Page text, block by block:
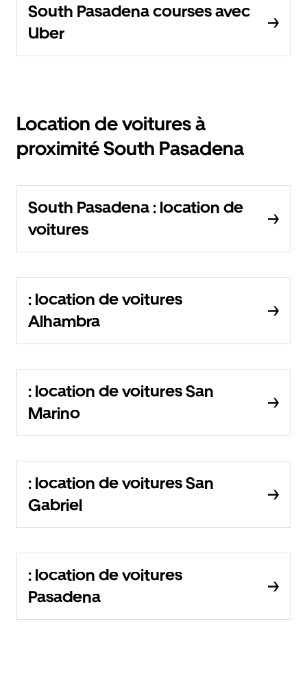
South Pasadena courses avec
Uber
Location de voitures à
proximité South Pasadena
South Pasadena : location de
voitures
: location de voitures
Alhambra
: location de voitures San
Marino
: location de voitures San
Gabriel
: location de voitures
Pasadena